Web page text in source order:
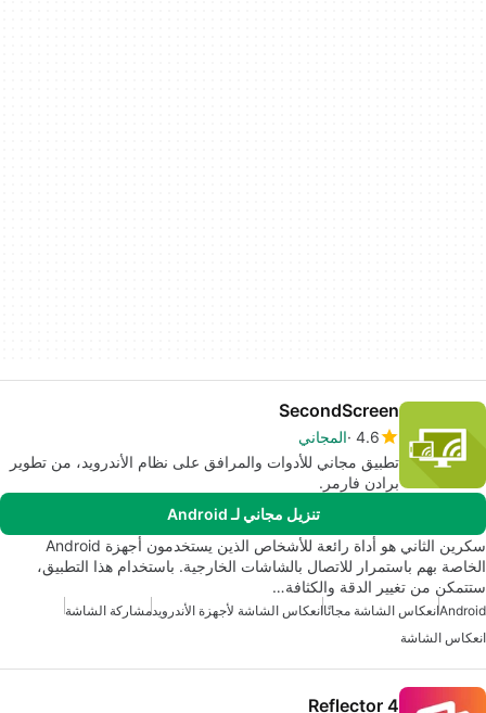
SecondScreen
4.6 المجاني
تطبيق مجاني للأدوات والمرافق على نظام الأندرويد، من تطوير
برادن فارمر.
تنزيل مجاني لـ Android
سكرين الثاني هو أداة رائعة للأشخاص الذين يستخدمون أجهزة Android
الخاصة بهم باستمرار للاتصال بالشاشات الخارجية. باستخدام هذا التطبيق،
ستتمكن من تغيير الدقة والكثافة…
Androidانعكاس الشاشة مجانًاانعكاس الشاشة لأجهزة الأندرويدمشاركة الشاشة
انعكاس الشاشة
Reflector 4